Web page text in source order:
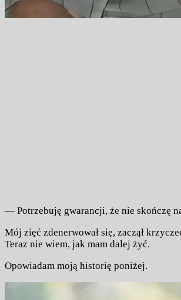
— Potrzebuję gwarancji, że nie skończę
Mój zięć zdenerwował się, zaczął
Teraz nie wiem, jak mam dalej żyć.
Opowiadam moją historię poniżej.